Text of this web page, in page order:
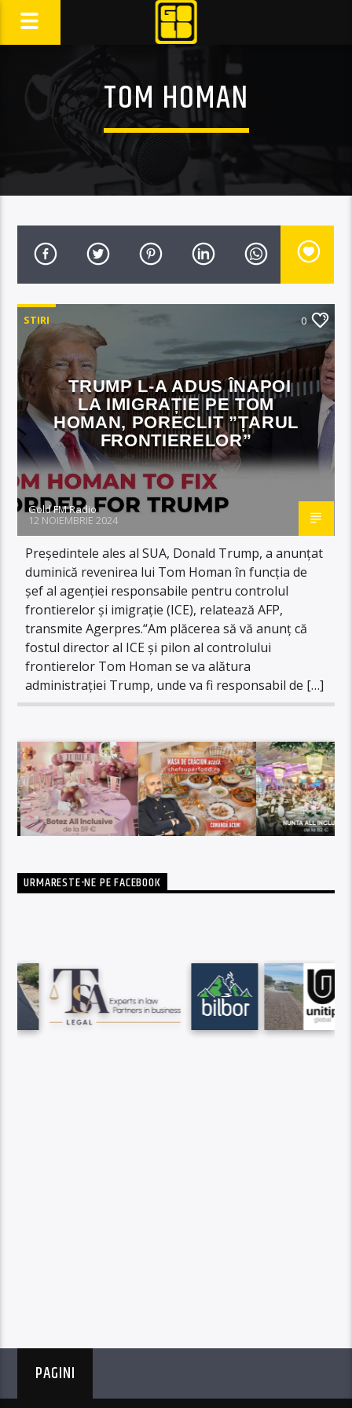
TOM HOMAN
STIRI 0
TRUMP L-A ADUS ÎNAPOI
LA IMIGRAȚIE PE TOM
HOMAN, PORECLIT ”ȚARUL
FRONTIERELOR”
Gold FM Radio
12 NOIEMBRIE 2024
Președintele ales al SUA, Donald Trump, a anunțat
duminică revenirea lui Tom Homan în funcția de
șef al agenției responsabile pentru controlul
frontierelor și imigrație (ICE), relatează AFP,
transmite Agerpres.“Am plăcerea să vă anunț că
fostul director al ICE și pilon al controlului
frontierelor Tom Homan se va alătura
administrației Trump, unde va fi responsabil de […]
URMARESTE-NE PE FACEBOOK
PAGINI